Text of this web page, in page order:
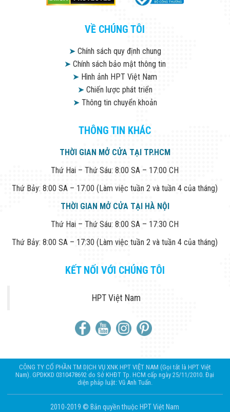
VỀ CHÚNG TÔI
➤Chính sách quy định chung
➤Chính sách bảo mật thông tin
➤ Hình ảnh HPT Việt Nam
➤Chiến lược phát triển
➤Thông tin chuyển khoản
THÔNG TIN KHÁC
THỜI GIAN MỞ CỬA TẠI TP.HCM
Thứ Hai – Thứ Sáu: 8:00 SA – 17:00 CH
Thứ Bảy: 8:00 SA – 17:00 (Làm việc tuần 2 và tuần 4 của tháng)
THỜI GIAN MỞ CỬA TẠI HÀ NỘI
Thứ Hai – Thứ Sáu: 8:00 SA – 17:30 CH
Thứ Bảy: 8:00 SA – 17:30 (Làm việc tuần 2 và tuần 4 của tháng)
KẾT NỐI VỚI CHÚNG TÔI
HPT Việt Nam
CÔNG TY CỔ PHẦN TM DỊCH VỤ XNK HPT VIỆT NAM (Gọi tắt là HPT Việt
Nam). GPDKKD 0310478692 do Sở KHĐT Tp. HCM cấp ngày 25/11/2010. Đại
diện pháp luật: Vũ Anh Tuấn.
2010-2019 © Bản quyền thuộc HPT Việt Nam